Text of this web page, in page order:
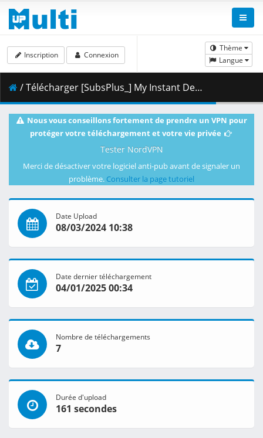
Thème
Langue
Inscription Connexion
/ Télécharger [SubsPlus_] My Instant Death Ability is Overpowered - S01E10 (WEB 1080p AMZN) [988E0151].mkv.001 ( 429.97 MB )
Nous vous conseillons fortement de prendre un VPN pour
protéger votre téléchargement et votre vie privée
Tester NordVPN
Merci de désactiver votre logiciel anti-pub avant de signaler un
problème. Consulter la page tutoriel
Date Upload
08/03/2024 10:38
Date dernier téléchargement
04/01/2025 00:34
Nombre de téléchargements
7
Durée d'upload
161 secondes